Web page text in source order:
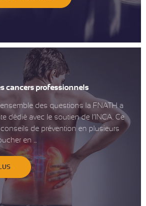
cancers professionnels
des questions la FNATH a
dédié avec le soutien de l’INCA. Ce
de prévention en plusieurs
en ...